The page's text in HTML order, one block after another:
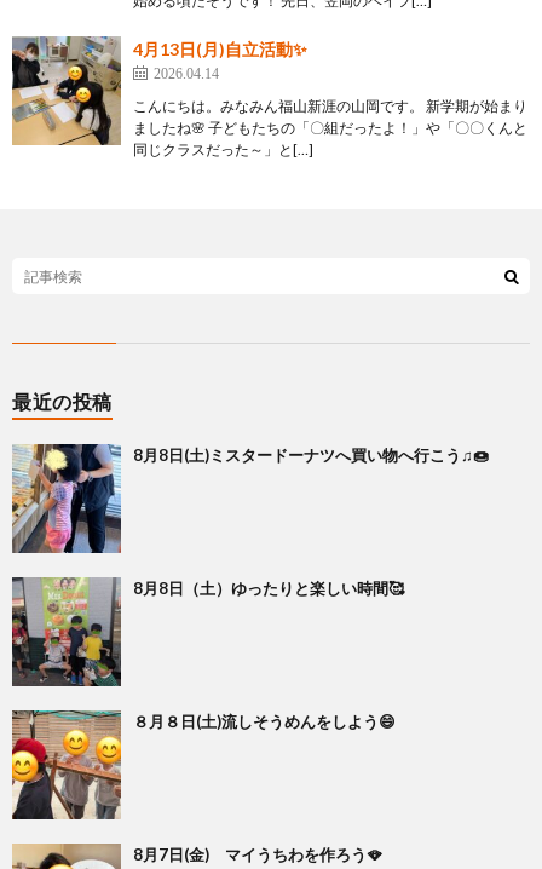
4月13日(月)自立活動✨
2026.04.14
こんにちは。みなみん福山新涯の山岡です。 新学期が始まり
ましたね🌸 子どもたちの「〇組だったよ！」や「〇〇くんと
同じクラスだった～」と[…]
最近の投稿
8月8日(土)ミスタードーナツへ買い物へ行こう♫🍩
8月8日（土）ゆったりと楽しい時間🥰
８月８日(土)流しそうめんをしよう😄
8月7日(金) マイうちわを作ろう🪭